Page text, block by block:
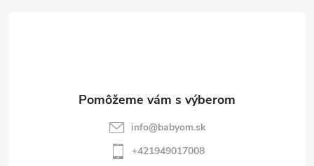
info@babyom.sk
+421949017008